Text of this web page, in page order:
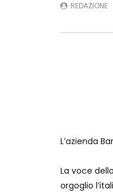
REDAZIONE
L’azienda
La voce
orgoglio